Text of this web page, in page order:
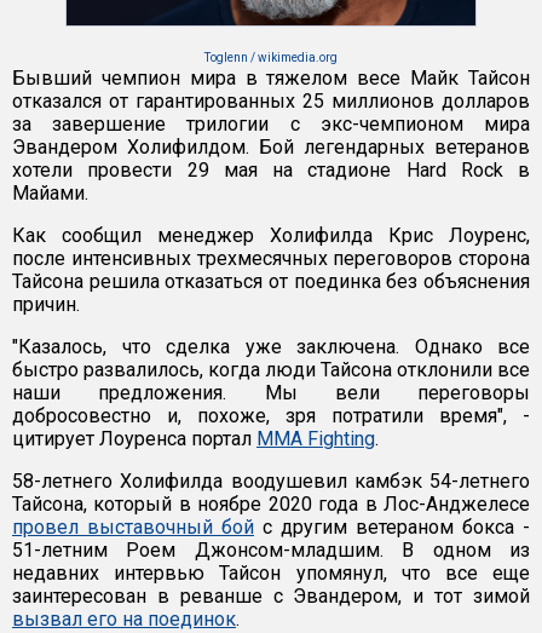
Toglenn / wikimedia.org
Бывший чемпион мира в тяжелом весе Майк Тайсон
отказался от гарантированных 25 миллионов долларов
за завершение трилогии с экс-чемпионом мира
Эвандером Холифилдом. Бой легендарных ветеранов
хотели провести 29 мая на стадионе Hard Rock в
Майами.
Как сообщил менеджер Холифилда Крис Лоуренс,
после интенсивных трехмесячных переговоров сторона
Тайсона решила отказаться от поединка без объяснения
причин.
"Казалось, что сделка уже заключена. Однако все
быстро развалилось, когда люди Тайсона отклонили все
наши предложения. Мы вели переговоры
добросовестно и, похоже, зря потратили время", -
цитирует Лоуренса портал MMA Fighting.
58-летнего Холифилда воодушевил камбэк 54-летнего
Тайсона, который в ноябре 2020 года в Лос-Анджелесе
провел выставочный бой с другим ветераном бокса -
51-летним Роем Джонсом-младшим. В одном из
недавних интервью Тайсон упомянул, что все еще
заинтересован в реванше с Эвандером, и тот зимой
вызвал его на поединок.